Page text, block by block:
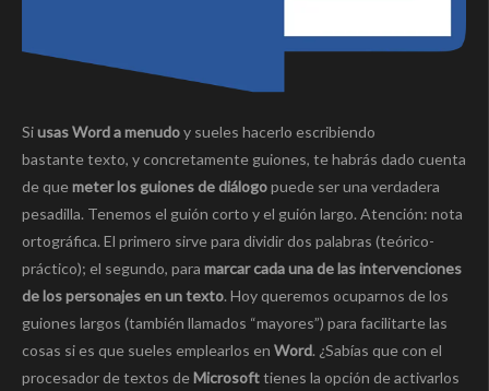
Siusas Word a menudoy sueles hacerlo escribiendo
bastante texto, y concretamente guiones, te habrás dado cuenta
de quemeter los guiones de diálogopuede ser una verdadera
pesadilla. Tenemos el guión corto y el guión largo. Atención: nota
ortográfica. El primero sirve para dividir dos palabras (teórico-
práctico); el segundo, para marcar cada una de las intervenciones
de los personajes en un texto. Hoy queremos ocuparnos de los
guiones largos (también llamados “mayores”) para facilitarte las
cosas si es que sueles emplearlos en Word. ¿Sabías que con el
procesador de textos deMicrosofttienes la opción de activarlos